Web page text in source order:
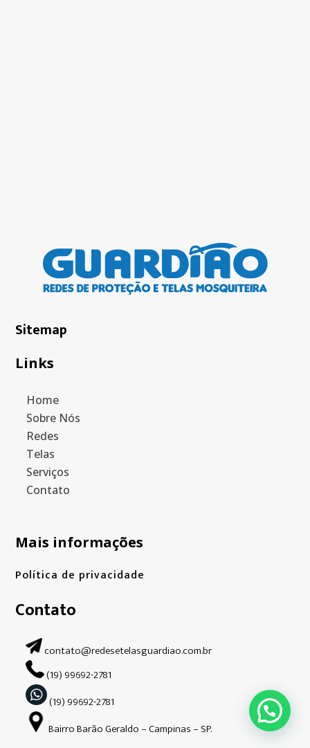
Sitemap
Links
Home
Sobre Nós
Redes
Telas
Serviços
Contato
Mais informações
Política de privacidade
Contato
contato@redesetelasguardiao.com.br
(19) 99692-2781
(19) 99692-2781
Bairro Barão Geraldo – Campinas – SP.